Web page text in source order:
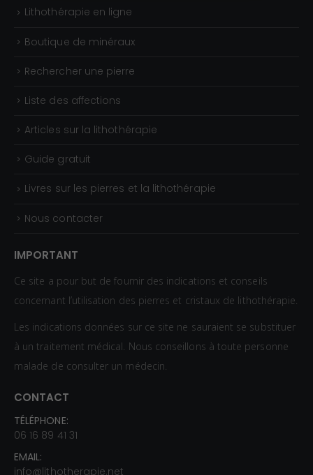
Lithothérapie en ligne
Boutique de minéraux
Rechercher une pierre
Liste des affections
Articles sur la lithothérapie
Guide gratuit
Livres sur les pierres et la lithothérapie
Nous contacter
IMPORTANT
Ce site a pour but de fournir des indications et conseils
concernant l’utilisation des pierres et cristaux de lithothérapie.
Les indications données sur ce site ne sauraient se substituer
à un traitement médical. Nous conseillons à toute personne
malade de consulter un médecin.
CONTACT
TÉLÉPHONE:
06 16 89 41 31
EMAIL:
info@lithotherapie.net